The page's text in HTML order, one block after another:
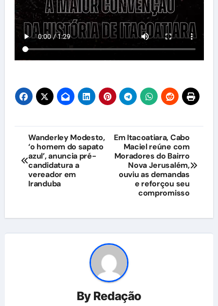
Navegação
de
Post
Wanderley Modesto,
‘o homem do sapato
azul’, anuncia pré-
candidatura a
vereador em
Iranduba
Em Itacoatiara, Cabo
Maciel reúne com
Moradores do Bairro
Nova Jerusalém,
ouviu as demandas
e reforçou seu
compromisso
By Redação